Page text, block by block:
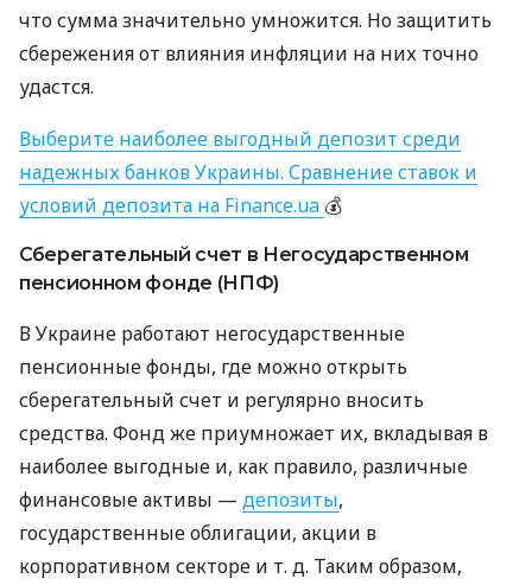
что сумма значительно умножится. Но защитить
сбережения от влияния инфляции на них точно
удастся.
Выберите наиболее выгодный депозит среди
надежных банков Украины. Сравнение ставок и
условий депозита на Finance.ua 💰
Сберегательный счет в Негосударственном
пенсионном фонде (НПФ)
В Украине работают негосударственные
пенсионные фонды, где можно открыть
сберегательный счет и регулярно вносить
средства. Фонд же приумножает их, вкладывая в
наиболее выгодные и, как правило, различные
финансовые активы — депозиты,
государственные облигации, акции в
корпоративном секторе и т. д. Таким образом,